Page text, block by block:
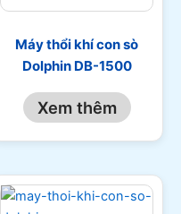
Máy thổi khí con sò
Dolphin DB-1500
Xem thêm